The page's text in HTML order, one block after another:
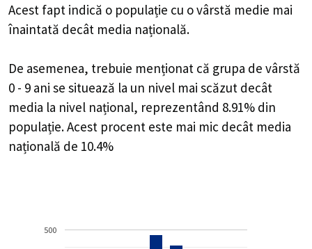
Acest fapt indică o populație cu o vârstă medie mai
înaintată decât media națională.
De asemenea, trebuie menționat că grupa de vârstă
0 - 9 ani se situează la un nivel mai scăzut decât
media la nivel național, reprezentând 8.91% din
populație. Acest procent este mai mic decât media
națională de 10.4%
500